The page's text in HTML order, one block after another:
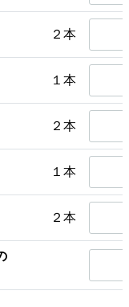
２本
１本
２本
１本
２本